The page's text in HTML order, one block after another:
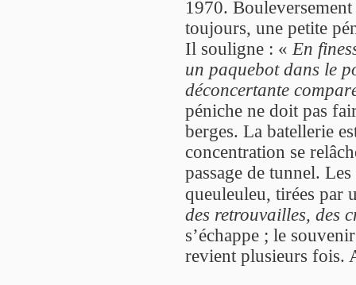
1970.
toujours, une petite
Il souligne : « En
un paquebot dans le
déconcertante
péniche ne doit pas
berges. La batellerie
concentration se
passage de tunnel.
queuleuleu, tirées par
des retrouvailles, des
s’échappe ; le
revient plusieurs fois.